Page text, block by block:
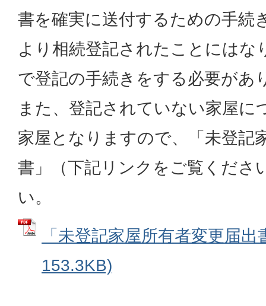
書を確実に送付するための手続
より相続登記されたことにはな
で登記の手続きをする必要があ
また、登記されていない家屋に
家屋となりますので、「未登記
書」（下記リンクをご覧くださ
い。
「未登記家屋所有者変更届
153.3KB)